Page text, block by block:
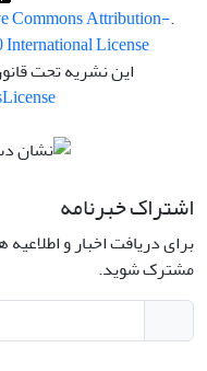
.This work is licensed under a
Commons Attribution-
License
این نشریه تحت
License
اشتراک خبرنامه
برای دریافت اخبار و
مشترک شوید.